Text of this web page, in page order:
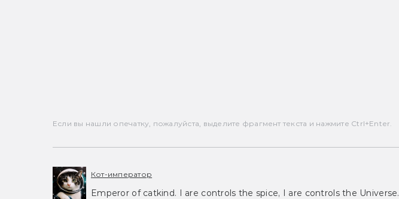
Если вы нашли опечатку, пожалуйста, выделите фрагмент текста и нажмите Ctrl+Enter.
Кот-император
Emperor of catkind. I are controls the spice, I are controls the Universe.